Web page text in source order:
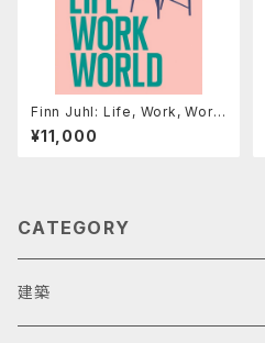
Finn Juhl: Life, Work, Worl
d
¥11,000
CATEGORY
建築